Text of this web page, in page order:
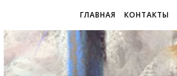
ГЛАВНАЯ КОНТАКТЫ